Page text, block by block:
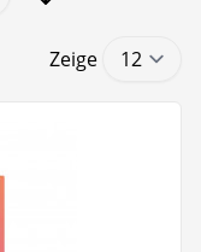
Zeige